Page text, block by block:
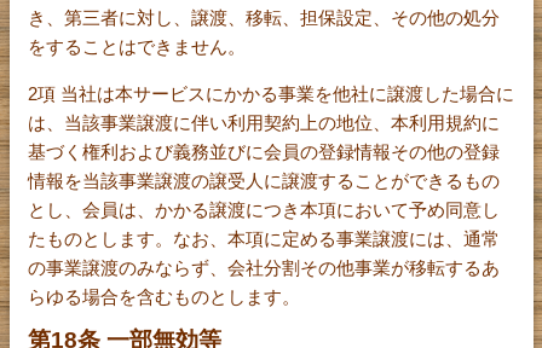
き、第三者に対し、譲渡、移転、担保設定、その他の処分
をすることはできません。
2項 当社は本サービスにかかる事業を他社に譲渡した場合に
は、当該事業譲渡に伴い利用契約上の地位、本利用規約に
基づく権利および義務並びに会員の登録情報その他の登録
情報を当該事業譲渡の譲受人に譲渡することができるもの
とし、会員は、かかる譲渡につき本項において予め同意し
たものとします。なお、本項に定める事業譲渡には、通常
の事業譲渡のみならず、会社分割その他事業が移転するあ
らゆる場合を含むものとします。
第18条 一部無効等